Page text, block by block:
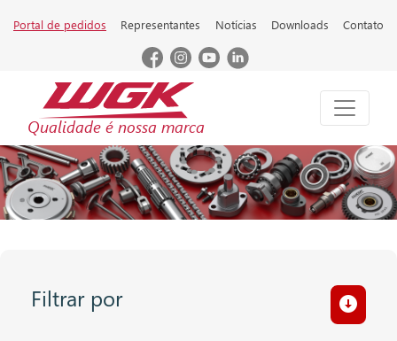
Portal de pedidos Representantes Notícias Downloads Contato
Qualidade é nossa marca
Filtrar por